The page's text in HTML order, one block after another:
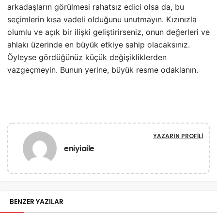
arkadaşların görülmesi rahatsız edici olsa da, bu
seçimlerin kısa vadeli olduğunu unutmayın. Kızınızla
olumlu ve açık bir ilişki geliştirirseniz, onun değerleri ve
ahlakı üzerinde en büyük etkiye sahip olacaksınız.
Öyleyse gördüğünüz küçük değişikliklerden
vazgeçmeyin. Bunun yerine, büyük resme odaklanın.
eniyiaile
YAZARIN PROFILI
BENZER YAZILAR